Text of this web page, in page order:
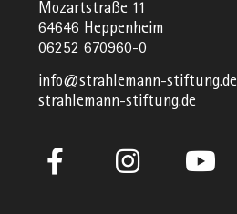
Mozartstraße 11
64646 Heppenheim
06252 670960-0
info@strahlemann-stiftung.de
strahlemann-stiftung.de